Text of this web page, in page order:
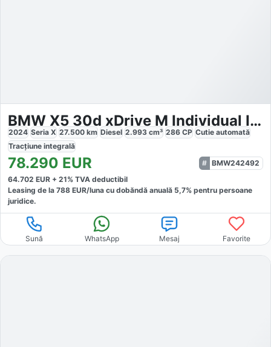
BMW X5 30d xDrive M Individual Iconic
2024 Seria X 27.500 km Diesel 2.993 cm³ 286 CP Cutie automată
Tracțiune integrală
78.290 EUR
BMW242492
64.702 EUR + 21% TVA deductibil
Leasing de la 788 EUR/luna cu dobăndă anuală 5,7% pentru persoane
juridice.
Sună WhatsApp Mesaj Favorite